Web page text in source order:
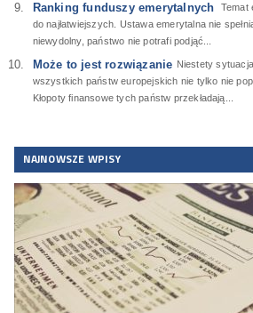
Ranking funduszy emerytalnych
Temat
do najłatwiejszych. Ustawa emerytalna nie
niewydolny, państwo nie potrafi podjąć...
Może to jest rozwiązanie Niestety
wszystkich państw europejskich nie tylko nie
Kłopoty finansowe tych państw przekładają...
NAJNOWSZE WPISY